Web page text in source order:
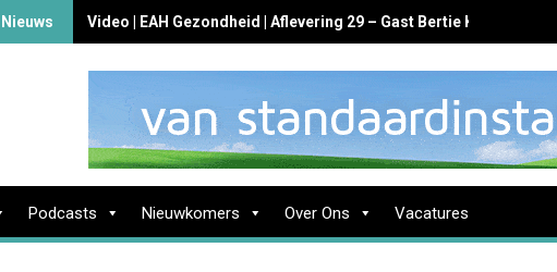
Video | EAH Gezondheid | Aflevering 29 – Gast Bertie Koussen
Podcasts Nieuwkomers Over Ons Vacatures